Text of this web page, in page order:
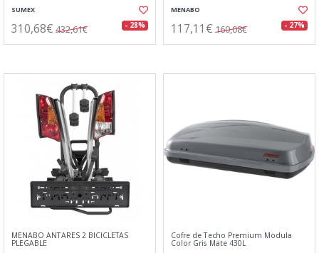
SUMEX
310,68€ 432,61€ - 28%
MENABO
117,11€ 160,08€ - 27%
MENABO ANTARES 2 BICICLETAS
PLEGABLE
Cofre de Techo Premium Modula
Color Gris Mate 430L